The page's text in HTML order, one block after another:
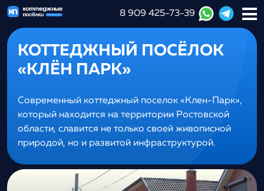
8 909 425-73-39
КОТТЕДЖНЫЙ ПОСЁЛОК
«КЛЁН ПАРК»
Современный коттеджный поселок «Клен-Парк»,
который находится на территории Ростовской
области, славится не только своей живописной
природой, но и развитой инфраструктурой.